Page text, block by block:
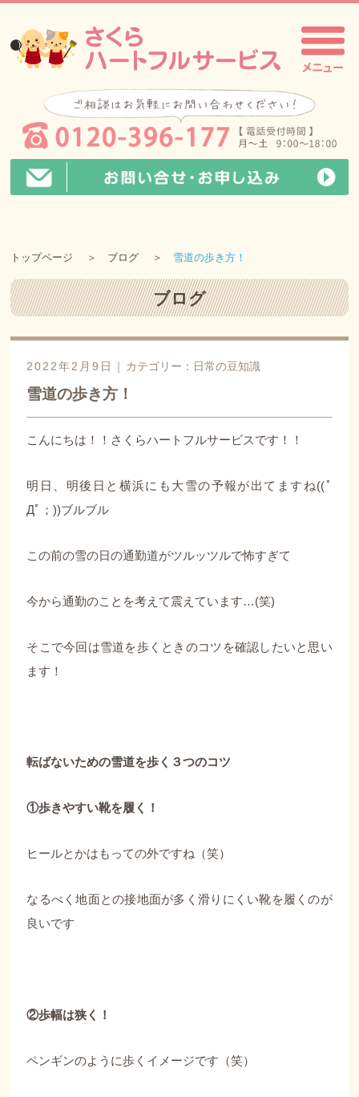
トップページ ブログ 雪道の歩き方！
ブログ
2022年2月9日｜ カテゴリー： 日常の豆知識
雪道の歩き方！
こんにちは！！さくらハートフルサービスです！！
明日、明後日と横浜にも大雪の予報が出てますね((ﾟ
Дﾟ；))ブルブル
この前の雪の日の通勤道がツルッツルで怖すぎて
今から通勤のことを考えて震えています…(笑)
そこで今回は雪道を歩くときのコツを確認したいと思い
ます！
転ばないための雪道を歩く３つのコツ
①歩きやすい靴を履く！
ヒールとかはもっての外ですね（笑）
なるべく地面との接地面が多く滑りにくい靴を履くのが
良いです
②歩幅は狭く！
ペンギンのように歩くイメージです（笑）